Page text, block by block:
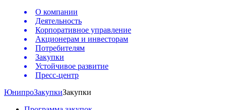
О компании
Деятельность
Корпоративное управление
Акционерам и инвесторам
Потребителям
Закупки
Устойчивое развитие
Пресс-центр
ЮнипроЗакупкиЗакупки